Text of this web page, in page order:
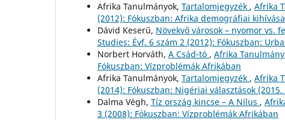
Afrika Tanulmányok, Tartalomjegyzék , Afrika
(2012): Fókuszban: Afrika demográfiai
Dávid Keserű, Növekvő városok – nyomor vs.
Studies: Évf. 6 szám 2 (2012): Fókuszban:
Norbert Horváth, A Csád-tó , Afrika
Fókuszban: Vízproblémák Afrikában
Afrika Tanulmányok, Tartalomjegyzék , Afrika
(2014): Fókuszban: Nigériai választások
Dalma Végh, Tíz ország kincse – A Nílus ,
3 (2008): Fókuszban: Vízproblémák Afrikában